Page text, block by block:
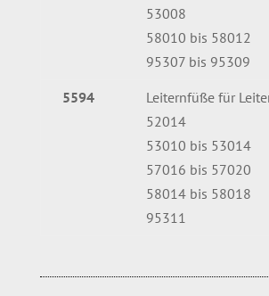
53008
58010 bis 58012
95307 bis 95309
5594
Leiternfüße für
52014
53010 bis 53014
57016 bis 57020
58014 bis 58018
95311